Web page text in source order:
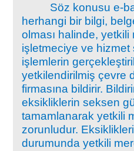
Söz konusu e-
herhangi bir bilgi,
olması halinde,
işletmeciye ve hizmet
işlemlerin
yetkilendirilmiş çevre
firmasına bildirir.
eksikliklerin seksen
tamamlanarak yetkili
zorunludur.
durumunda yetkili